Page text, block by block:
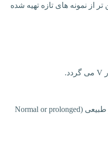
مطلوب پردازش و حمل و نقل، ممکن است ۱۰ تا ۲۰ درصد پایین تر از نمونه های تازه تهیه شده
V می گردد.
طبیعی (Normal or prolonged